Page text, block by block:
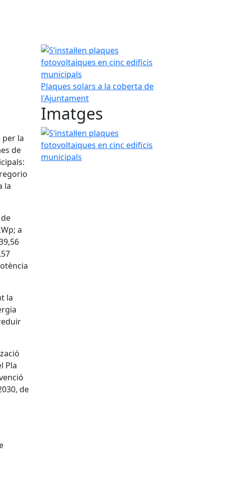
per la
de
la
a
la
Pla
de
S’instal·len plaques fotovoltaiques en cinc
Plaques solars a la coberta de
l'Ajuntament
Imatges
S’instal·len plaques fotovoltaiques en cinc